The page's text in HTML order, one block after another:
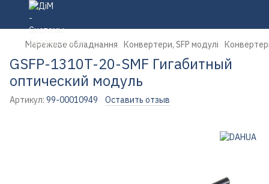
Мережеве обладнання Конвертери, SFP модулі
GSFP-1310T-20-SMF Гигабитный
оптический модуль
Артикул: 99-00010949 Оставить отзыв